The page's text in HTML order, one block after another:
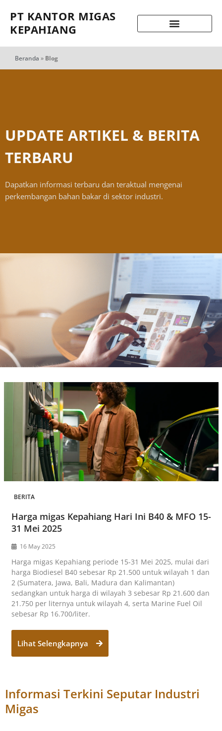
PT KANTOR MIGAS
KEPAHIANG
Beranda » Blog
UPDATE ARTIKEL & BERITA
TERBARU
Dapatkan informasi terbaru dan teraktual mengenai
perkembangan bahan bakar di sektor industri.
BERITA
Harga migas Kepahiang Hari Ini B40 & MFO 15-
31 Mei 2025
16 May 2025
Harga migas Kepahiang periode 15-31 Mei 2025, mulai dari
harga Biodiesel B40 sebesar Rp 21.500 untuk wilayah 1 dan
2 (Sumatera, Jawa, Bali, Madura dan Kalimantan)
sedangkan untuk harga di wilayah 3 sebesar Rp 21.600 dan
21.750 per liternya untuk wilayah 4, serta Marine Fuel Oil
sebesar Rp 16.700/liter.
Lihat Selengkapnya
Informasi Terkini Seputar Industri
Migas